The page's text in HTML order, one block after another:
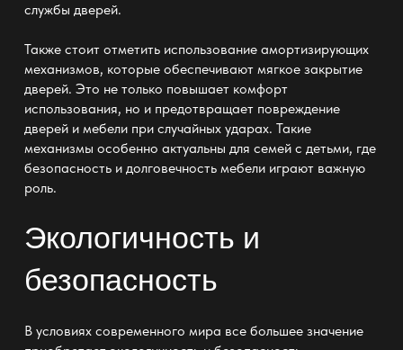
службы дверей.
Также стоит отметить использование амортизирующих
механизмов, которые обеспечивают мягкое закрытие
дверей. Это не только повышает комфорт
использования, но и предотвращает повреждение
дверей и мебели при случайных ударах. Такие
механизмы особенно актуальны для семей с детьми, где
безопасность и долговечность мебели играют важную
роль.
Экологичность и
безопасность
В условиях современного мира все большее значение